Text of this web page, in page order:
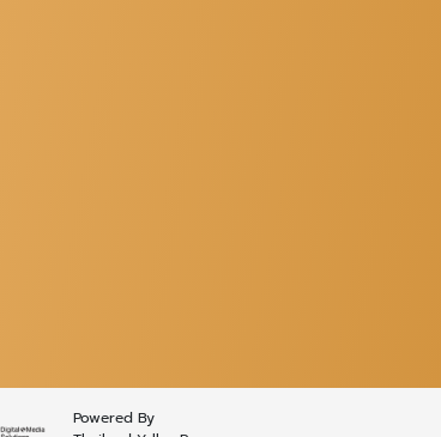
Powered By